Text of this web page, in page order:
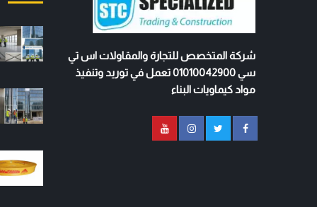
شركة المتخصص للتجارة والمقاولات اس تي
سي 01010042900 تعمل في توريد وتنفيذ
مواد كيماويات البناء